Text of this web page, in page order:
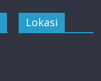
Lokasi